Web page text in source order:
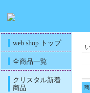
web shop トップ
全商品一覧
クリスタル新着
商品